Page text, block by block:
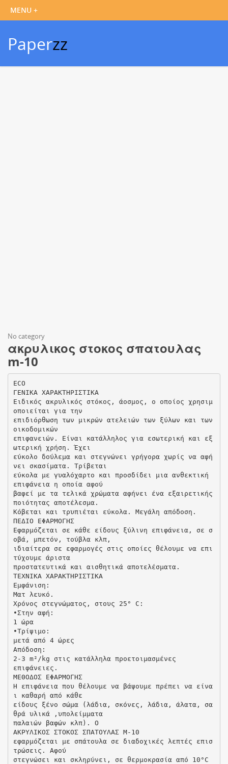
Paperzz
No category
ακρυλικος στοκος σπατουλας
m-10
ECO
ΓΕΝΙΚΑ ΧΑΡΑΚΤΗΡΙΣΤΙΚΑ
Ειδικός ακρυλικός στόκος, άοσμος, ο οποίος χρησιμ
οποιείται για την
επιδιόρθωση των μικρών ατελειών των ξύλων και των
οικοδομικών
επιφανειών. Είναι κατάλληλος για εσωτερική και εξ
ωτερική χρήση. Έχει
εύκολο δούλεμα και στεγνώνει γρήγορα χωρίς να αφή
νει σκασίματα. Τρίβεται
εύκολα με γυαλόχαρτο και προσδίδει μια ανθεκτική
επιφάνεια η οποία αφού
βαφεί με τα τελικά χρώματα αφήνει ένα εξαιρετικής
ποιότητας αποτέλεσμα.
Κόβεται και τρυπιέται εύκολα. Μεγάλη απόδοση.
ΠΕΔΙΟ ΕΦΑΡΜΟΓΗΣ
Εφαρμόζεται σε κάθε είδους ξύλινη επιφάνεια, σε σ
οβά, μπετόν, τούβλα κλπ,
ιδιαίτερα σε εφαρμογές στις οποίες θέλουμε να επι
τύχουμε άριστα
προστατευτικά και αισθητικά αποτελέσματα.
ΤΕΧΝΙΚΑ ΧΑΡΑΚΤΗΡΙΣΤΙΚΑ
Εμφάνιση:
Ματ λευκό.
Χρόνος στεγνώματος, στους 25° C:
•Στην αφή:
1 ώρα
•Τρίψιμο:
μετά από 4 ώρες
Απόδοση:
2-3 m²/kg στις κατάλληλα προετοιμασμένες
επιφάνειες.
ΜΕΘΟΔΟΣ ΕΦΑΡΜΟΓΗΣ
Η επιφάνεια που θέλουμε να βάψουμε πρέπει να είνα
ι καθαρή από κάθε
είδους ξένο σώμα (λάδια, σκόνες, λάδια, άλατα, σα
θρά υλικά ,υπολείμματα
παλαιών βαφών κλπ). Ο
ΑΚΡΥΛΙΚΟΣ ΣΤΟΚΟΣ ΣΠΑΤΟΥΛΑΣ Μ-10
εφαρμόζεται με σπάτουλα σε διαδοχικές λεπτές επισ
τρώσεις. Αφού
στεγνώσει και σκληρύνει, σε θερμοκρασία από 10°C